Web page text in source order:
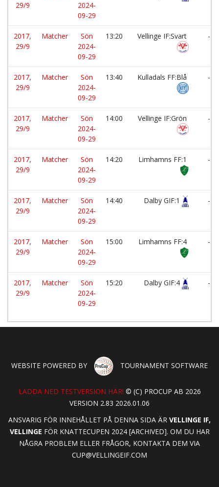
29/9
2024-
09-29
2017,
29/9
Matcher
Sön
2024-
09-29
13:20 Vellinge IF:Svart -
2017,
29/9
Matcher
Sön
2024-
09-29
13:40 Kulladals FF:Blå -
2017,
29/9
Matcher
Sön
2024-
09-29
14:00 Vellinge IF:Grön -
2017,
29/9
Matcher
Sön
2024-
09-29
14:20 Limhamns FF:1 -
2017,
29/9
Matcher
Sön
2024-
09-29
14:40 Dalby GIF:1 -
2017,
29/9
Matcher
Sön
2024-
09-29
15:00 Limhamns FF:4 -
2017,
29/9
Matcher
Sön
2024-
09-29
15:20 Dalby GIF:4 -
WEBSITE POWERED BY TOURNAMENT SOFTWARE
LADDA NED TESTVERSION HÄR! © (C) PROCUP AB 2026
VERSION 2.83 2026.01.06
ANSVARIG FÖR INNEHÅLLET PÅ DENNA SIDA ÄR VELLINGE IF,
VELLINGE FÖR KNATTECUPEN 2024 [ARCHIVED]. OM DU HAR
NÅGRA PROBLEM ELLER FRÅGOR, KONTAKTA DEM VIA
CUP@VELLINGEIF.COM